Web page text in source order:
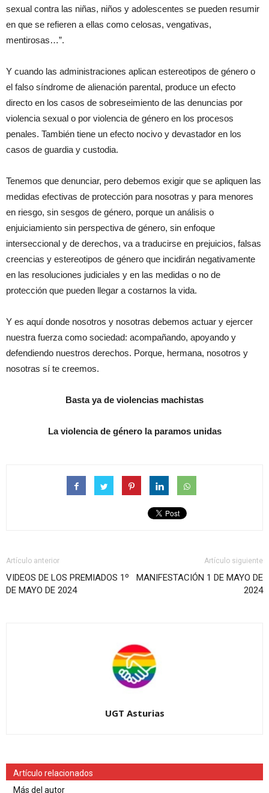
sexual contra las niñas, niños y adolescentes se pueden resumir
en que se refieren a ellas como celosas, vengativas,
mentirosas…”.
Y cuando las administraciones aplican estereotipos de género o
el falso síndrome de alienación parental, produce un efecto
directo en los casos de sobreseimiento de las denuncias por
violencia sexual o por violencia de género en los procesos
penales. También tiene un efecto nocivo y devastador en los
casos de guardia y custodia.
Tenemos que denunciar, pero debemos exigir que se apliquen las
medidas efectivas de protección para nosotras y para menores
en riesgo, sin sesgos de género, porque un análisis o
enjuiciamiento sin perspectiva de género, sin enfoque
interseccional y de derechos, va a traducirse en prejuicios, falsas
creencias y estereotipos de género que incidirán negativamente
en las resoluciones judiciales y en las medidas o no de
protección que pueden llegar a costarnos la vida.
Y es aquí donde nosotros y nosotras debemos actuar y ejercer
nuestra fuerza como sociedad: acompañando, apoyando y
defendiendo nuestros derechos. Porque, hermana, nosotros y
nosotras sí te creemos.
Basta ya de violencias machistas
La violencia de género la paramos unidas
Artículo anterior
VIDEOS DE LOS PREMIADOS 1º
DE MAYO DE 2024
Artículo siguiente
MANIFESTACIÓN 1 DE MAYO DE
2024
UGT Asturias
Artículo relacionados
Más del autor